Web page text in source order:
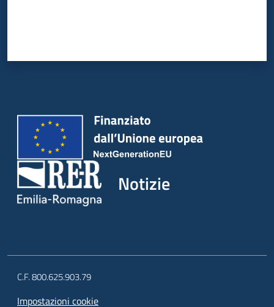
Notizie
C.F. 800.625.903.79
Impostazioni cookie